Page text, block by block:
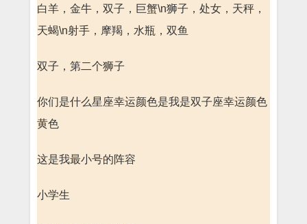
白羊，金牛，双子，巨蟹\n狮子，处女，天秤，
天蝎\n射手，摩羯，水瓶，双鱼
双子，第二个狮子
你们是什么星座幸运颜色是我是双子座幸运颜色
黄色
这是我最小号的阵容
小学生